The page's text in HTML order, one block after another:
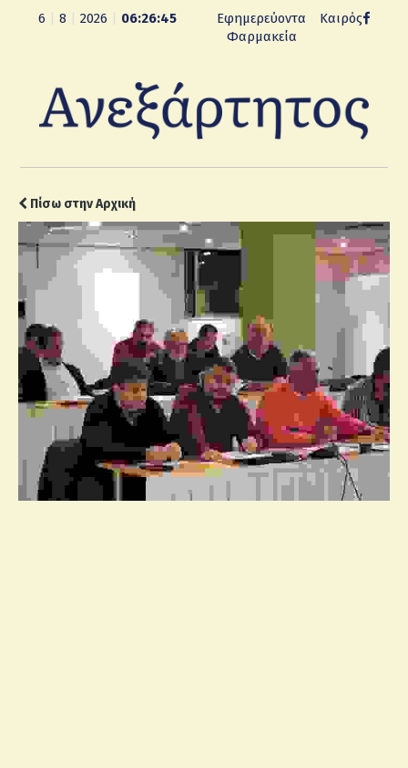
6 8 2026 06:26:46
Εφημερεύοντα
Φαρμακεία
Καιρός
Πίσω στην Αρχική